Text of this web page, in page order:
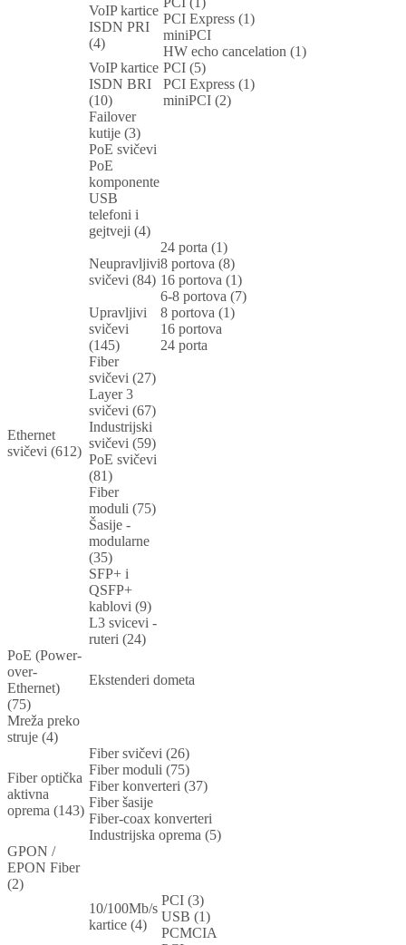
VoIP kartice
ISDN PRI
(4)
PCI Express (1)
miniPCI
HW echo cancelation (1)
VoIP kartice
ISDN BRI
(10)
PCI (5)
PCI Express (1)
miniPCI (2)
Failover
kutije (3)
PoE svičevi
PoE
komponente
USB
telefoni i
gejtveji (4)
Ethernet
svičevi (612)
Neupravljivi
svičevi (84)
24 porta (1)
8 portova (8)
16 portova (1)
6-8 portova (7)
Upravljivi
svičevi
(145)
8 portova (1)
16 portova
24 porta
Fiber
svičevi (27)
Layer 3
svičevi (67)
Industrijski
svičevi (59)
PoE svičevi
(81)
Fiber
moduli (75)
Šasije -
modularne
(35)
SFP+ i
QSFP+
kablovi (9)
L3 svicevi -
ruteri (24)
PoE (Power-
over-
Ethernet)
(75)
Ekstenderi dometa
Mreža preko
struje (4)
Fiber optička
aktivna
oprema (143)
Fiber svičevi (26)
Fiber moduli (75)
Fiber konverteri (37)
Fiber šasije
Fiber-coax konverteri
Industrijska oprema (5)
GPON /
EPON Fiber
(2)
10/100Mb/s
kartice (4)
PCI (3)
USB (1)
PCMCIA